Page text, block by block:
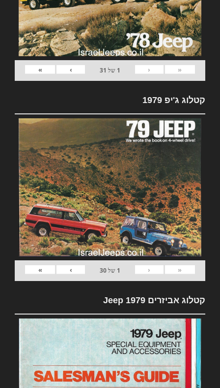
«
‹
1 של 31
›
»
קטלוג ג'יפ 1979
«
‹
1 של30
›
»
קטלוג אביזרים 1979 Jeep